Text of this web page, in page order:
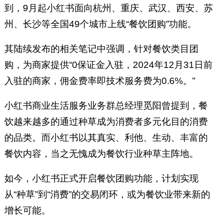
到，9月起小红书面向杭州、重庆、武汉、西安、苏
州、长沙等全国49个城市上线“餐饮团购”功能。
其陆续发布的相关笔记中强调，针对餐饮类目团
购，为商家提供“0保证金入驻，2024年12月31日前
入驻的商家，佣金费率即技术服务费为0.6%。”
小红书商业生活服务业务群总经理觅阳曾提到，餐
饮越来越多的通过种草成为消费者多元化目的消费
的品类。而小红书以其真实、利他、生动、丰富的
餐饮内容，当之无愧成为餐饮行业种草主阵地。
如今，小红书正式开启餐饮团购功能，计划实现
从“种草”到“消费”的交易闭环，或为餐饮业带来新的
增长可能。